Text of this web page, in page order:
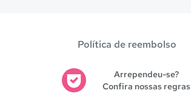
Política de reembolso
Arrependeu-se?
Confira nossas regras